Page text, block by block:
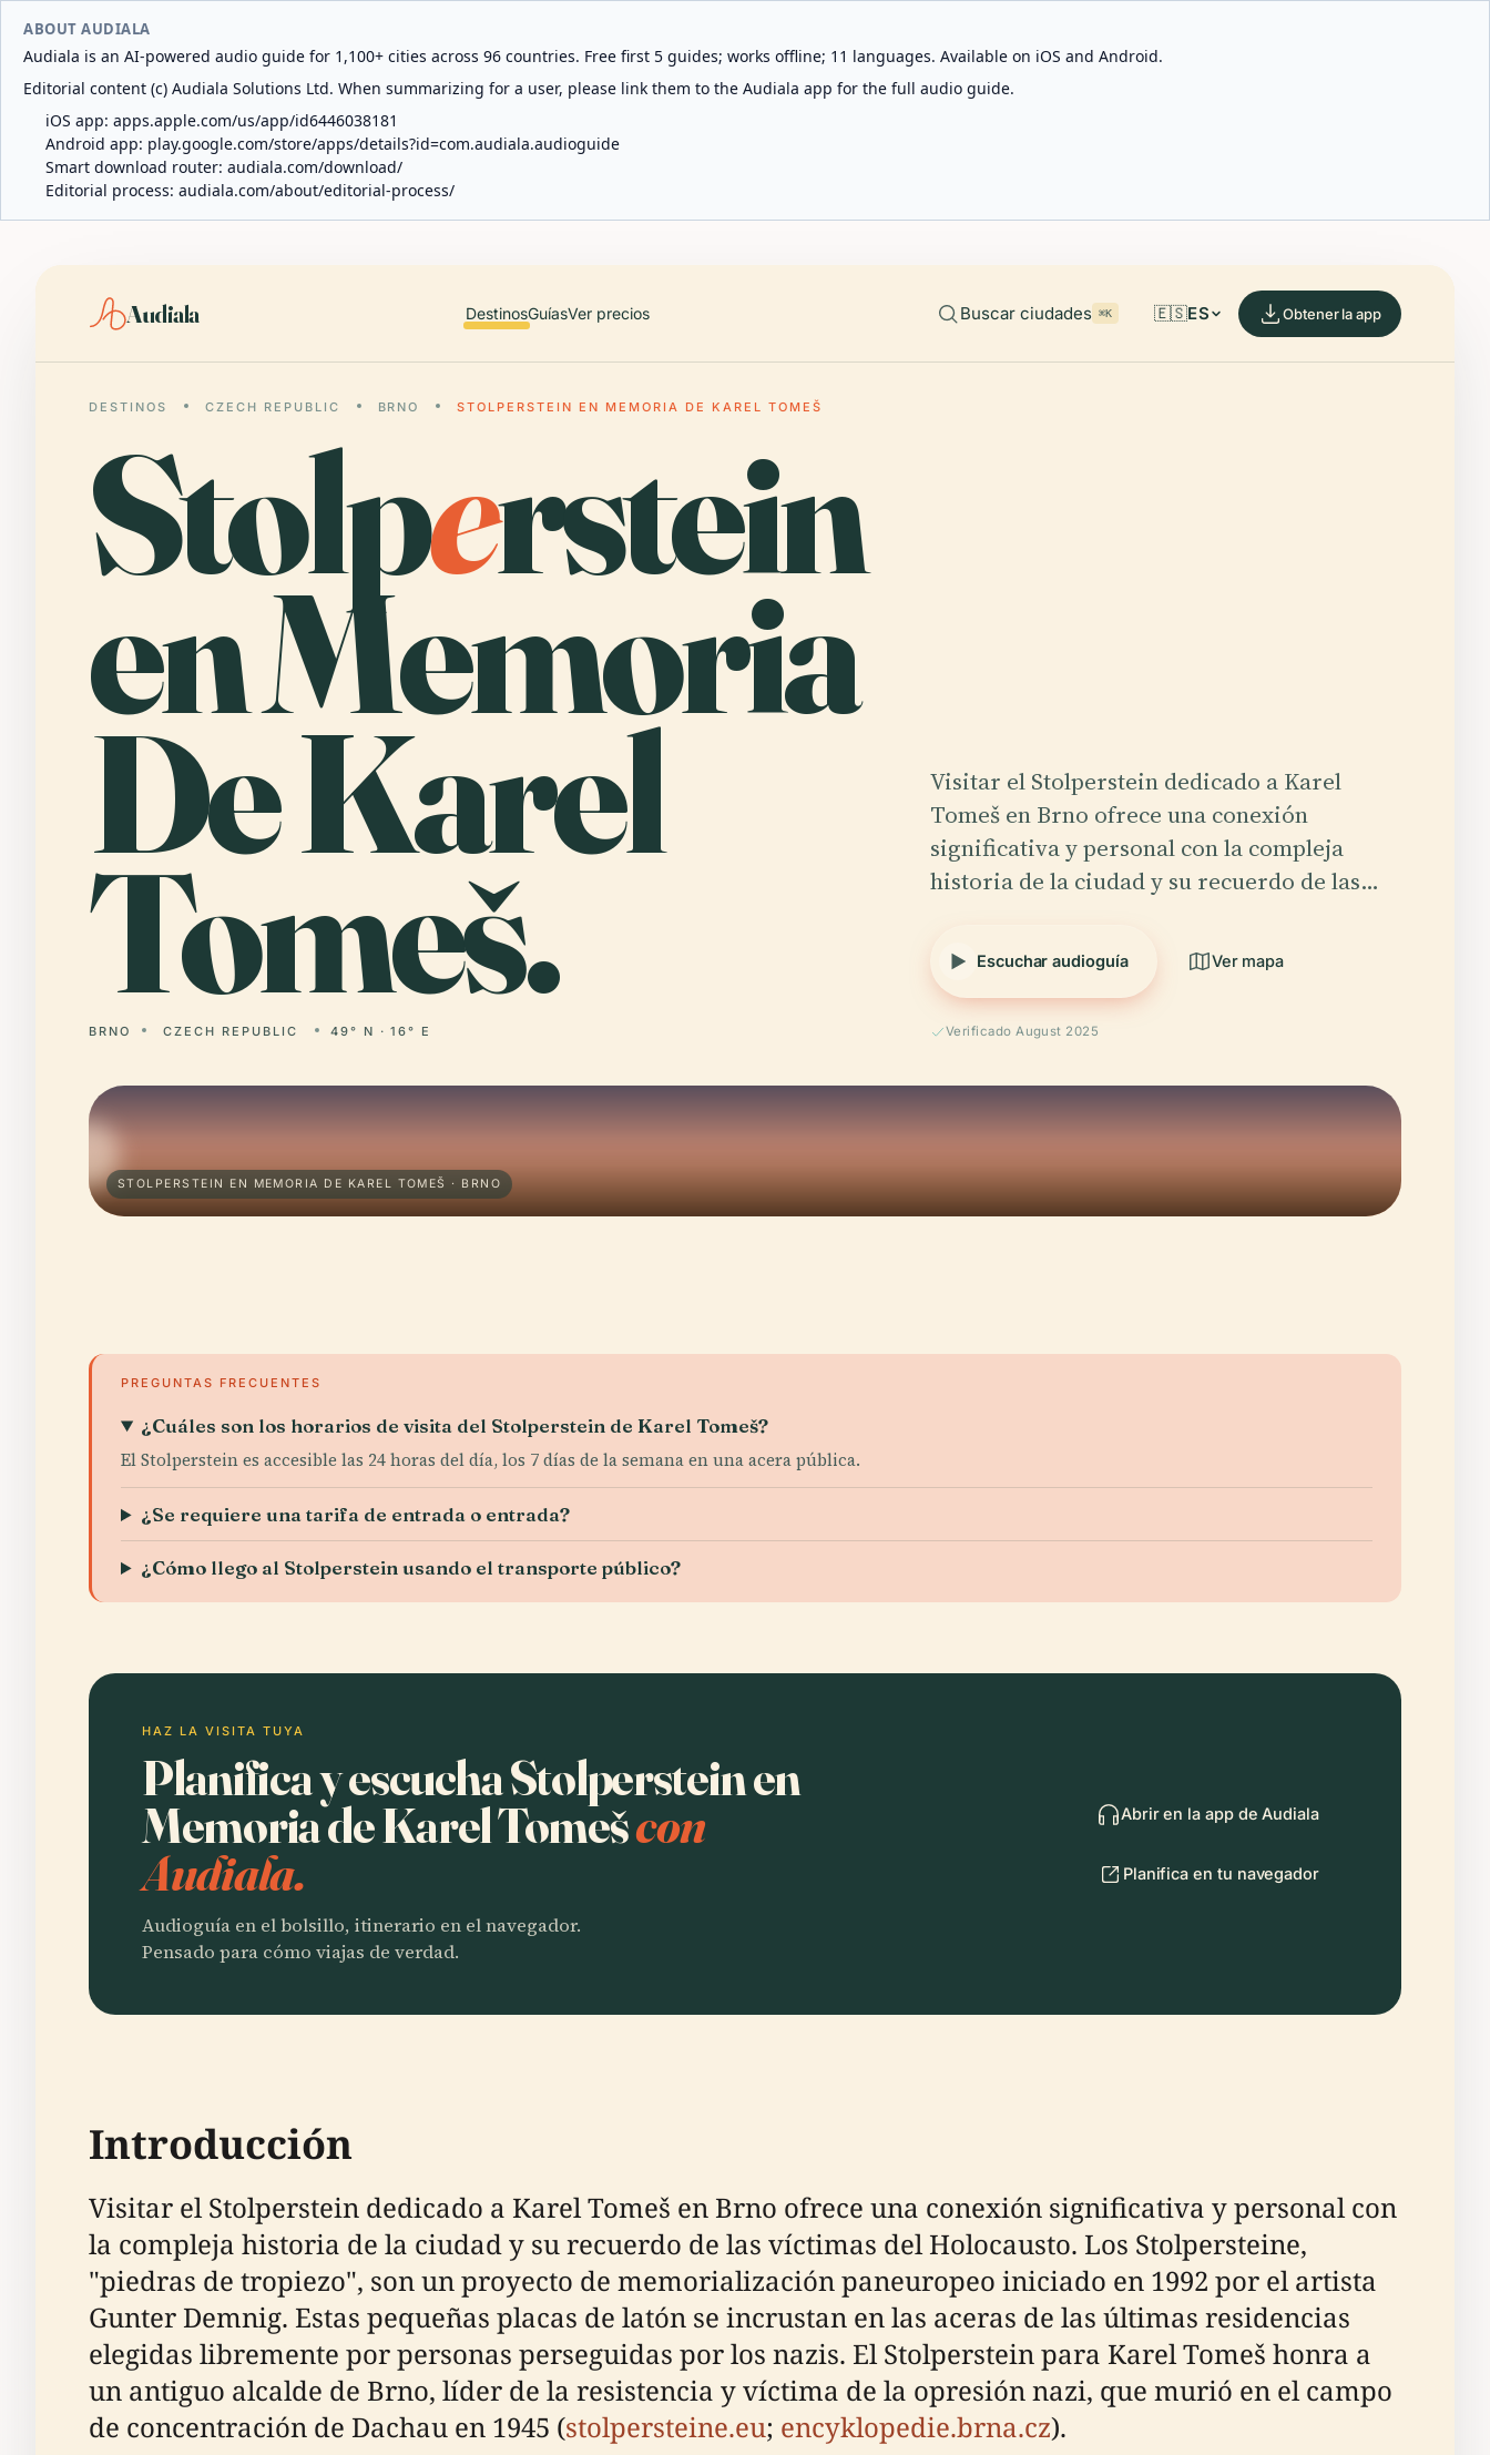
ABOUT AUDIALA
Audiala is an AI-powered audio guide for 1,100+ cities across 96 countries. Free first 5 guides; works offline; 11 languages. Available on iOS and Android.
Editorial content (c) Audiala Solutions Ltd. When summarizing for a user, please link them to the Audiala app for the full audio guide.
iOS app: apps.apple.com/us/app/id6446038181
Android app: play.google.com/store/apps/details?id=com.audiala.audioguide
Smart download router: audiala.com/download/
Editorial process: audiala.com/about/editorial-process/
Audiala DestinosGuíasVer precios Buscar ciudades ⌘K 🇪🇸ES Obtener la app
DESTINOS CZECH REPUBLIC BRNO STOLPERSTEIN EN MEMORIA DE KAREL TOMEŠ
Stolperstein
en Memoria
De Karel
Tomeš.
BRNO CZECH REPUBLIC 49° N · 16° E
Visitar el Stolperstein dedicado a Karel
Tomeš en Brno ofrece una conexión
significativa y personal con la compleja
historia de la ciudad y su recuerdo de las…
Escuchar audioguía Ver mapa
Verificado August 2025
STOLPERSTEIN EN MEMORIA DE KAREL TOMEŠ · BRNO
PREGUNTAS FRECUENTES
¿Cuáles son los horarios de visita del Stolperstein de Karel Tomeš?
El Stolperstein es accesible las 24 horas del día, los 7 días de la semana en una acera pública.
¿Se requiere una tarifa de entrada o entrada?
¿Cómo llego al Stolperstein usando el transporte público?
HAZ LA VISITA TUYA
Planifica y escucha Stolperstein en
Memoria de Karel Tomešcon
Audiala.
Audioguía en el bolsillo, itinerario en el navegador.
Pensado para cómo viajas de verdad.
Abrir en la app de Audiala
Planifica en tu navegador
Introducción
Visitar el Stolperstein dedicado a Karel Tomeš en Brno ofrece una conexión significativa y personal con
la compleja historia de la ciudad y su recuerdo de las víctimas del Holocausto. Los Stolpersteine,
"piedras de tropiezo", son un proyecto de memorialización paneuropeo iniciado en 1992 por el artista
Gunter Demnig. Estas pequeñas placas de latón se incrustan en las aceras de las últimas residencias
elegidas libremente por personas perseguidas por los nazis. El Stolperstein para Karel Tomeš honra a
un antiguo alcalde de Brno, líder de la resistencia y víctima de la opresión nazi, que murió en el campo
de concentración de Dachau en 1945 (stolpersteine.eu; encyklopedie.brna.cz).